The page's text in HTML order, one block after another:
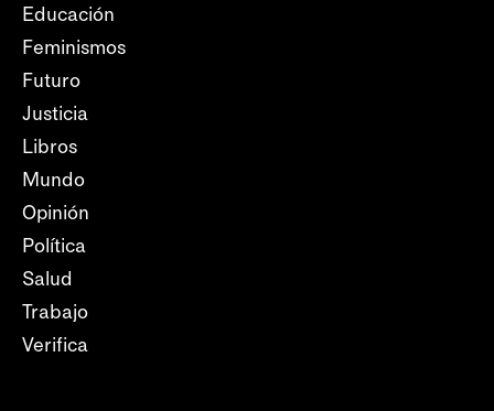
Educación
Feminismos
Futuro
Justicia
Libros
Mundo
Opinión
Política
Salud
Trabajo
Verifica